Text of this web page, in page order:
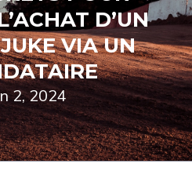
D’UN
VIA UN
2, 2024